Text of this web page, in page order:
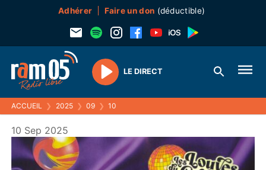
Adhérer Faire un don (déductible)
Play
LE DIRECT
ACCUEIL ❯ 2025 ❯ 09 ❯ 10
10 Sep 2025